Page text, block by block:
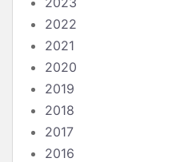
2022
2021
2020
2019
2018
2017
2016